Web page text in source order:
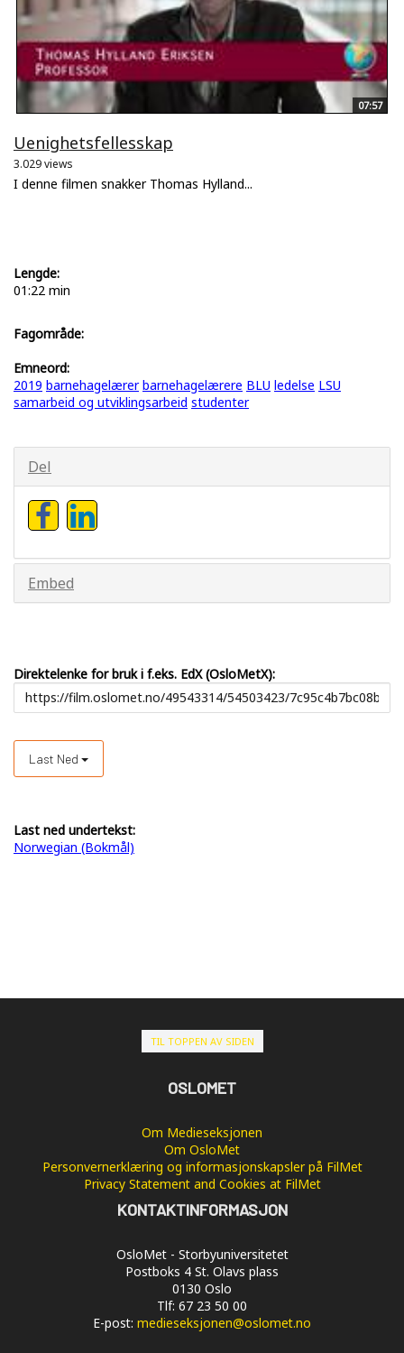
07:57
Uenighetsfellesskap
3.029 views
I denne filmen snakker Thomas Hylland...
Lengde:
01:22 min
Fagområde:
Emneord:
2019 barnehagelærer barnehagelærere BLU ledelse LSU
samarbeid og utviklingsarbeid studenter
Del
Embed
Direktelenke for bruk i f.eks. EdX (OsloMetX):
Last Ned
Last ned undertekst:
Norwegian (Bokmål)
TIL TOPPEN AV SIDEN
OSLOMET
Om Medieseksjonen
Om OsloMet
Personvernerklæring og informasjonskapsler på FilMet
Privacy Statement and Cookies at FilMet
KONTAKTINFORMASJON
OsloMet - Storbyuniversitetet
Postboks 4 St. Olavs plass
0130 Oslo
Tlf: 67 23 50 00
E-post: medieseksjonen@oslomet.no